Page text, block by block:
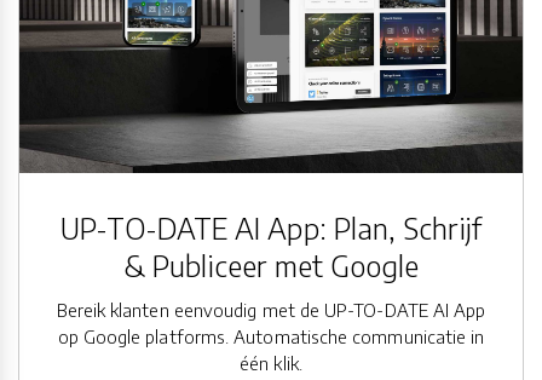
UP-TO-DATE AI App: Plan, Schrijf
& Publiceer met Google
Bereik klanten eenvoudig met de UP-TO-DATE AI App
op Google platforms. Automatische communicatie in
één klik.